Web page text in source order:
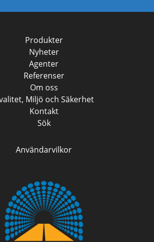
Produkter
Nyheter
Agenter
Referenser
Om oss
Miljö och Säkerhet
Kontakt
Sök
Användarvilkor